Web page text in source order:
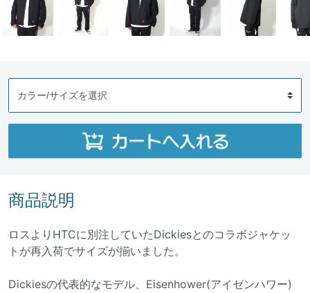
商品説明
ロスよりHTCに別注していたDickiesとのコラボジャケッ
トが再入荷でサイズが揃いました。
Dickiesの代表的なモデル、Eisenhower(アイゼンハワー)